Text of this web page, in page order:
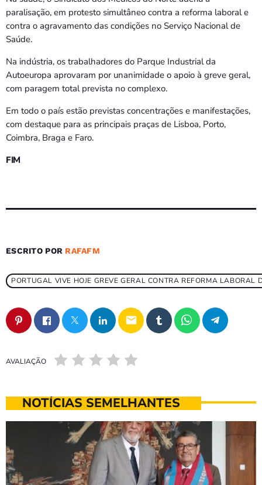
paralisação, em protesto simultâneo contra a reforma laboral e
contra o agravamento das condições no Serviço Nacional de
Saúde.
Na indústria, os trabalhadores do Parque Industrial da
Autoeuropa aprovaram por unanimidade o apoio à greve geral,
com paragem total prevista no complexo.
Em todo o país estão previstas concentrações e manifestações,
com destaque para as principais praças de Lisboa, Porto,
Coimbra, Braga e Faro.
FIM
ESCRITO POR RAFAFM
PORTUGAL VIVE HOJE GREVE GERAL CONTRA REFORMA LABORAL
email
AVALIAÇÃO
NOTÍCIAS SEMELHANTES